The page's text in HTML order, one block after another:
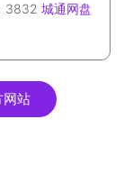
3832 城通网盘
网站